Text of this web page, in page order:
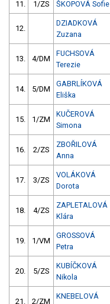
11. 1/ZS ŠKOPOVÁ Sofie
12.
DZIADKOVÁ
Zuzana
13. 4/DM
FUCHSOVÁ
Terezie
14. 5/DM
GABRLÍKOVÁ
Eliška
15. 1/ZM
KUČEROVÁ
Simona
16. 2/ZS
ZBOŘILOVÁ
Anna
17. 3/ZS
VOLÁKOVÁ
Dorota
18. 4/ZS
ZAPLETALOVÁ
Klára
19. 1/VM
GROSSOVÁ
Petra
20. 5/ZS
KUBÍČKOVÁ
Nikola
21. 2/ZM
KNEBELOVÁ